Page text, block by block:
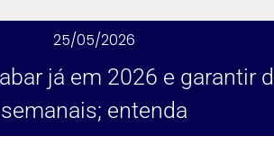
25/05/2026
já em 2026 e garantir
semanais; entenda